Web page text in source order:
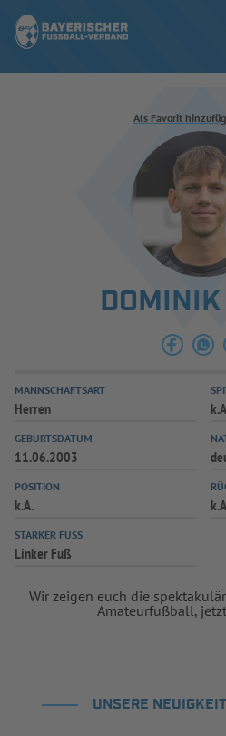
ERGEBNISSE & WETTBEWERBE
SPIELBETRIEB &
AUSBILDUNG & FÖRDERUNG
Als Favorit
MANNSCHAFTSART
Herren
GEBURTSDATUM
11.06.2003
POSITION
k.A.
STARKER FUSS
Linker Fuß
Wir zeigen euch die
Amateurfußball,
UNSERE